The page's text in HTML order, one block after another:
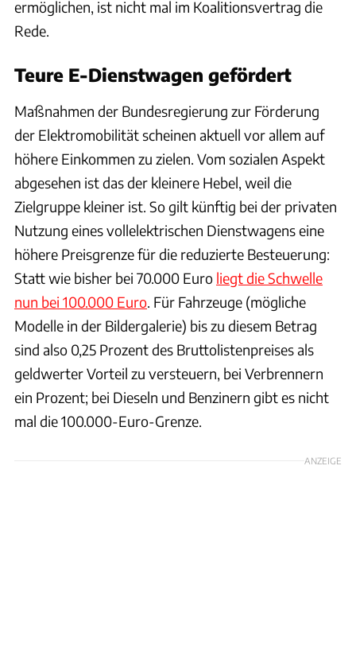
ermöglichen, ist nicht mal im Koalitionsvertrag die
Rede.
Teure E-Dienstwagen gefördert
Maßnahmen der Bundesregierung zur Förderung
der Elektromobilität scheinen aktuell vor allem auf
höhere Einkommen zu zielen. Vom sozialen Aspekt
abgesehen ist das der kleinere Hebel, weil die
Zielgruppe kleiner ist. So gilt künftig bei der privaten
Nutzung eines vollelektrischen Dienstwagens eine
höhere Preisgrenze für die reduzierte Besteuerung:
Statt wie bisher bei 70.000 Euro liegt die Schwelle
nun bei 100.000 Euro. Für Fahrzeuge (mögliche
Modelle in der Bildergalerie) bis zu diesem Betrag
sind also 0,25 Prozent des Bruttolistenpreises als
geldwerter Vorteil zu versteuern, bei Verbrennern
ein Prozent; bei Dieseln und Benzinern gibt es nicht
mal die 100.000-Euro-Grenze.
ANZEIGE